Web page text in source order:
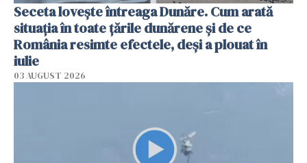
Seceta lovește întreaga Dunăre. Cum arată
situația în toate țările dunărene și de ce
România resimte efectele, deși a plouat în
iulie
03 AUGUST 2026